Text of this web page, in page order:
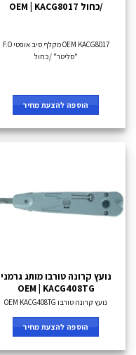
/כחול OEM | KACG8017
OEM KACG8017 מקלף סיב אופטי F.O
"סליטר" /כחול
הוספה להצעת מחיר
נועץ קרונה טורבו מותג גרמני
OEM | KACG408TG
נועץ קרונה טורבו OEM KACG408TG
הוספה להצעת מחיר